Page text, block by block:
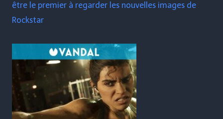
être le premier à regarder les nouvelles images de
Rockstar